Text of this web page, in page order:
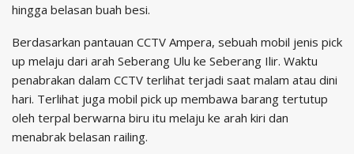
hingga belasan buah besi.
Berdasarkan pantauan CCTV Ampera, sebuah mobil jenis pick
up melaju dari arah Seberang Ulu ke Seberang Ilir. Waktu
penabrakan dalam CCTV terlihat terjadi saat malam atau dini
hari. Terlihat juga mobil pick up membawa barang tertutup
oleh terpal berwarna biru itu melaju ke arah kiri dan
menabrak belasan railing.